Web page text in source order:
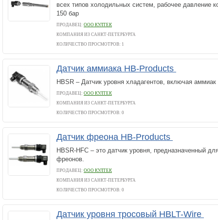
всех типов холодильных систем, рабочее давление
150 бар
ПРОДАВЕЦ: ООО КУЛТЕК
КОМПАНИЯ ИЗ САНКТ-ПЕТЕРБУРГА
КОЛИЧЕСТВО ПРОСМОТРОВ: 1
Датчик аммиака HB-Products
HBSR – Датчик уровня хладагентов, включая
ПРОДАВЕЦ: ООО КУЛТЕК
КОМПАНИЯ ИЗ САНКТ-ПЕТЕРБУРГА
КОЛИЧЕСТВО ПРОСМОТРОВ: 0
Датчик фреона HB-Products
HBSR-HFC – это датчик уровня, предназначенный
фреонов.
ПРОДАВЕЦ: ООО КУЛТЕК
КОМПАНИЯ ИЗ САНКТ-ПЕТЕРБУРГА
КОЛИЧЕСТВО ПРОСМОТРОВ: 0
Датчик уровня тросовый HBLT-Wire